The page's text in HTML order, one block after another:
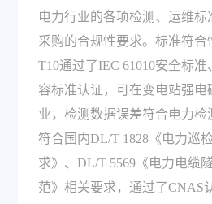
电力行业的各项检测、运维
采购的合规性要求。标准符合
T10通过了IEC 61010安全标准
容标准认证，可在变电站强
业，检测数据误差符合电力
符合国内DL/T 1828《电力巡
求》、DL/T 5569《电力电缆
范》相关要求，通过了CNAS